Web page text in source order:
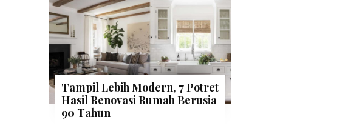
Tampil Lebih Modern, 7 Potret
Hasil Renovasi Rumah Berusia
90 Tahun